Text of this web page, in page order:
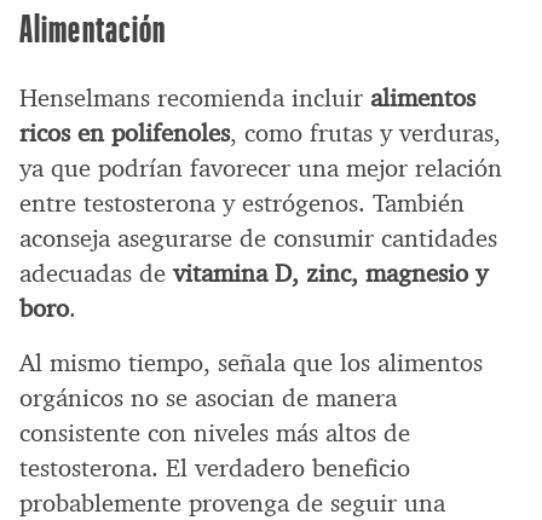
Alimentación
Henselmans recomienda incluir alimentos
ricos en polifenoles, como frutas y verduras,
ya que podrían favorecer una mejor relación
entre testosterona y estrógenos. También
aconseja asegurarse de consumir cantidades
adecuadas de vitamina D, zinc, magnesio y
boro.
Al mismo tiempo, señala que los alimentos
orgánicos no se asocian de manera
consistente con niveles más altos de
testosterona. El verdadero beneficio
probablemente provenga de seguir una